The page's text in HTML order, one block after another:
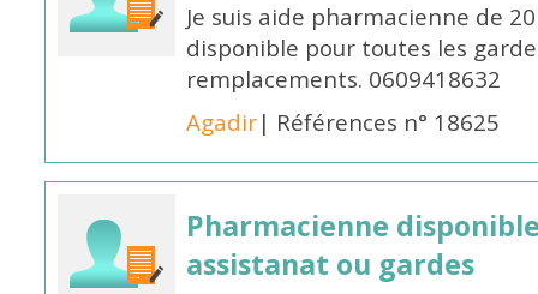
Je suis aide pharmacienne de
disponible pour toutes les
remplacements. 0609418632
Agadir| Références n° 18625
Pharmacienne
assistanat ou gardes